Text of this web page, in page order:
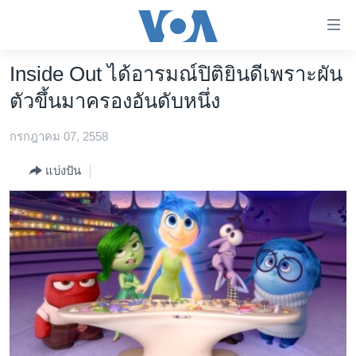
ต่อ
ข้าม
ไป
เนื้อหา
ไป
หน้า
หลัก
ข้าม
ไป
ค้นหา
หน้าหลัก
โลก
เอเชีย
สหรัฐฯ
ไทย
ธุรกิจ
วิทยาศาสตร์
สังคมและสุขภาพ
ไลฟ์สไตล์
ตรวจสอบข่าว
Inside Out ได้อารมณ์ปิติยินดีเพราะผัน
ตัวขึ้นมาครองอันดับหนึ่ง
กรกฎาคม 07, 2558
แบ่งปัน